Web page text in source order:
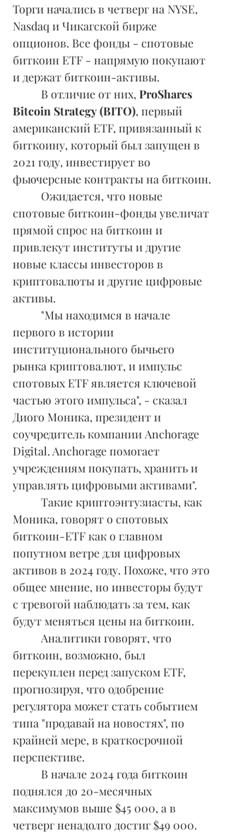
Торги начались в четверг на NYSE,
Nasdaq и Чикагской бирже
опционов. Все фонды - спотовые
биткоин ETF - напрямую покупают
и держат биткоин-активы.
	В отличие от них,
ProShares
Bitcoin Strategy (BITO), первый
американский ETF, привязанный к
биткоину, который был запущен в
2021 году, инвестирует во
фьючерсные контракты на биткоин.
спотовые биткоин-фонды увеличат
прямой спрос на биткоин и
привлекут институты и другие
новые классы инвесторов в
криптовалюты и другие цифровые
активы.
первого в истории
институционального бычьего
рынка криптовалют, и импульс
спотовых ETF является ключевой
частью этого импульса", - сказал
Диого Моника, президент и
соучредитель компании Anchorage
Digital. Anchorage помогает
учреждениям покупать, хранить и
управлять цифровыми активами".
Моника, говорят о спотовых
биткоин-ETF как о главном
попутном ветре для цифровых
активов в 2024 году. Похоже, что это
общее мнение, но инвесторы будут
с тревогой наблюдать за тем, как
будут меняться цены на биткоин.
биткоин, возможно, был
перекуплен перед запуском ETF,
прогнозируя, что одобрение
регулятора может стать событием
типа "продавай на новостях", по
крайней мере, в краткосрочной
перспективе.
поднялся до 20-месячных
максимумов выше $45 000, а в
четверг ненадолго достиг $49 000.